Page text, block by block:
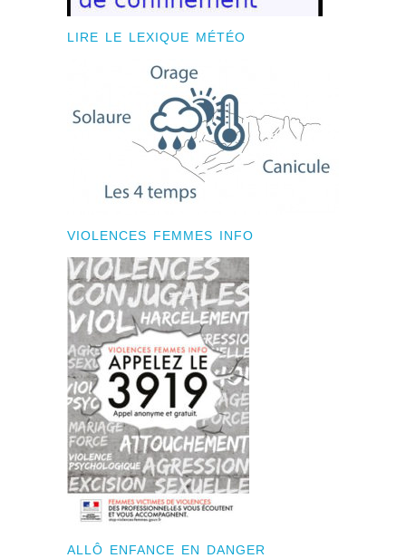
LIRE LE LEXIQUE MÉTÉO
VIOLENCES FEMMES INFO
ALLÔ ENFANCE EN DANGER